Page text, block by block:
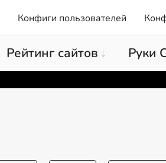
Конфиги пользователей
Рейтинг сайтов Руки